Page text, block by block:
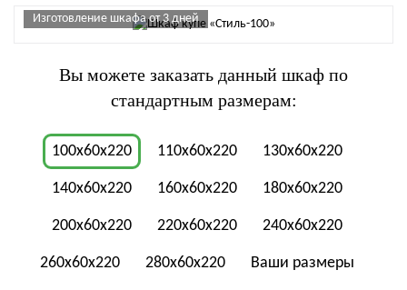
Изготовление шкафа от 3 дней
Вы можете заказать данный шкаф по
стандартным размерам:
100x60x220 110x60x220 130x60x220
140x60x220 160x60x220 180x60x220
200x60x220 220x60x220 240x60x220
260x60x220 280x60x220 Ваши размеры